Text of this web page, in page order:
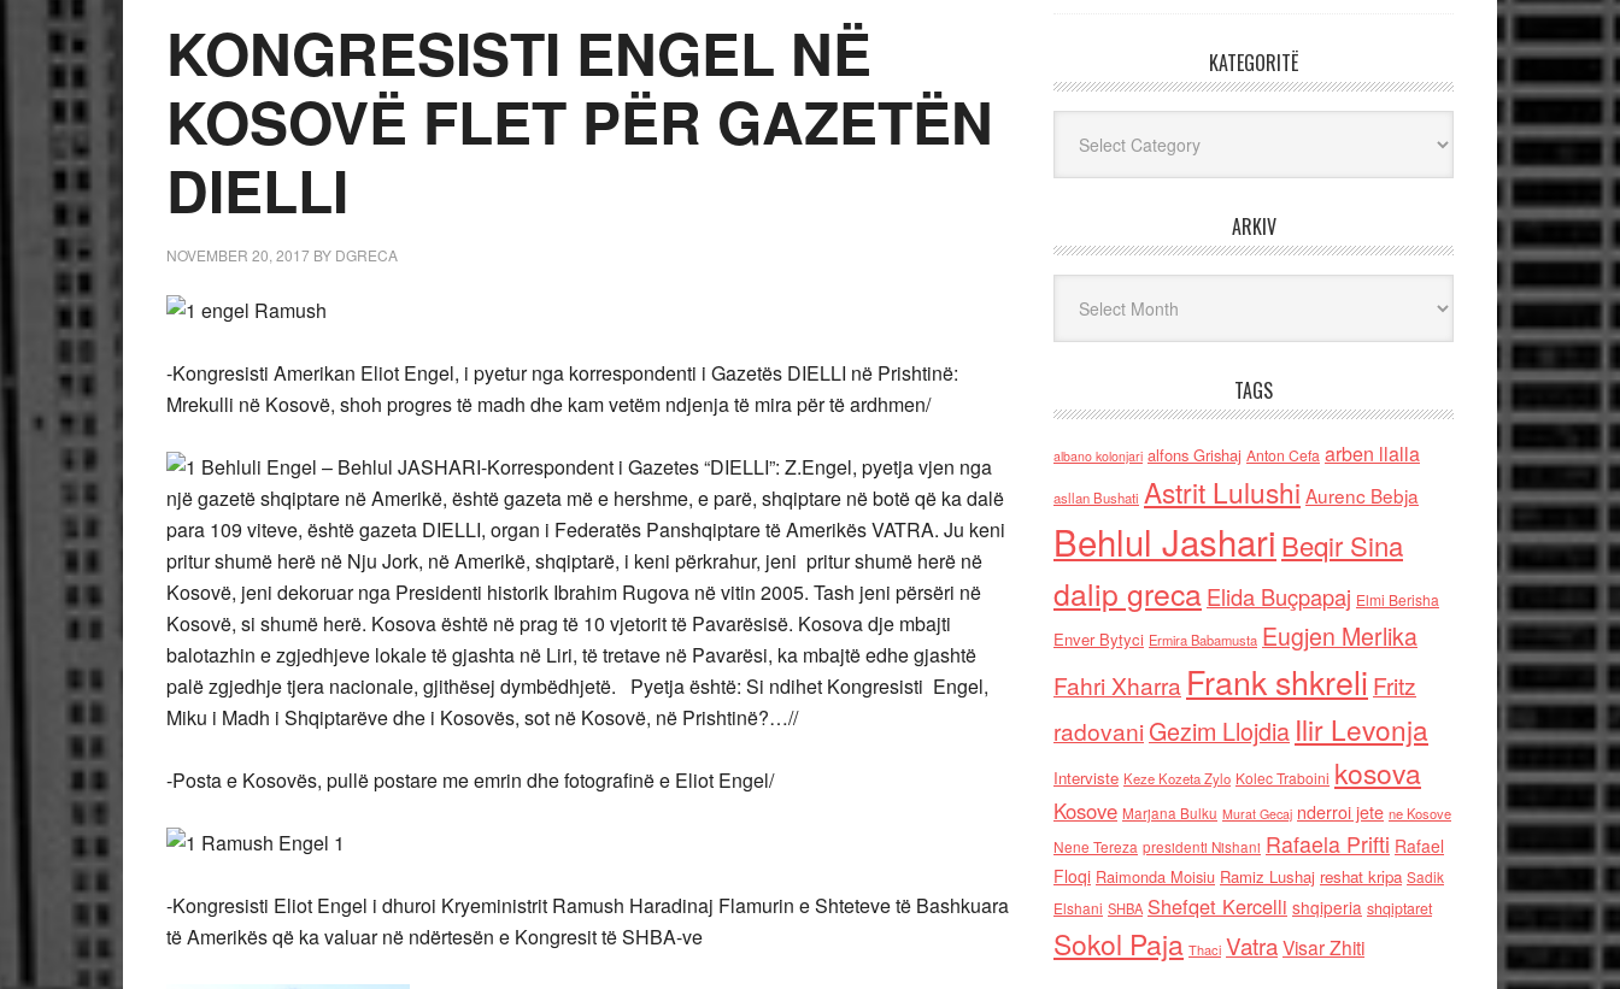
KONGRESISTI ENGEL NË
KOSOVË FLET PËR GAZETËN
DIELLI
NOVEMBER 20, 2017 BY DGRECA
-Kongresisti Amerikan Eliot Engel, i pyetur nga korrespondenti i Gazetës DIELLI në Prishtinë:
Mrekulli në Kosovë, shoh progres të madh dhe kam vetëm ndjenja të mira për të ardhmen/
– Behlul JASHARI-Korrespondent i Gazetes “DIELLI”: Z.Engel, pyetja vjen nga
një gazetë shqiptare në Amerikë, është gazeta më e hershme, e parë, shqiptare në botë që ka dalë
para 109 viteve, është gazeta DIELLI, organ i Federatës Panshqiptare të Amerikës VATRA. Ju keni
pritur shumë herë në Nju Jork, në Amerikë, shqiptarë, i keni përkrahur, jeni pritur shumë herë në
Kosovë, jeni dekoruar nga Presidenti historik Ibrahim Rugova në vitin 2005. Tash jeni përsëri në
Kosovë, si shumë herë. Kosova është në prag të 10 vjetorit të Pavarësisë. Kosova dje mbajti
balotazhin e zgjedhjeve lokale të gjashta në Liri, të tretave në Pavarësi, ka mbajtë edhe gjashtë
palë zgjedhje tjera nacionale, gjithësej dymbëdhjetë. Pyetja është: Si ndihet Kongresisti Engel,
Miku i Madh i Shqiptarëve dhe i Kosovës, sot në Kosovë, në Prishtinë?…//
-Posta e Kosovës, pullë postare me emrin dhe fotografinë e Eliot Engel/
-Kongresisti Eliot Engel i dhuroi Kryeministrit Ramush Haradinaj Flamurin e Shteteve të Bashkuara
të Amerikës që ka valuar në ndërtesën e Kongresit të SHBA-ve
KATEGORITË
ARKIV
TAGS
albano kolonjari alfons Grishaj Anton Cefa arben llalla
asllan Bushati Astrit Lulushi Aurenc Bebja
Behlul Jashari Beqir Sina
dalip grecaElida Buçpapaj Elmi Berisha
Enver Bytyci Ermira Babamusta Eugjen Merlika
Fahri Xharra Frank shkreli Fritz
radovaniGezim Llojdia Ilir Levonja
Interviste Keze Kozeta Zylo Kolec Traboini kosova
Kosove Marjana Bulku Murat Gecaj nderroi jete ne Kosove
Nene Tereza presidenti Nishani Rafaela Prifti Rafael
Floqi Raimonda Moisiu Ramiz Lushaj reshat kripa Sadik
Elshani SHBA Shefqet Kercelli shqiperia shqiptaret
Sokol Paja Thaci VatraVisar Zhiti